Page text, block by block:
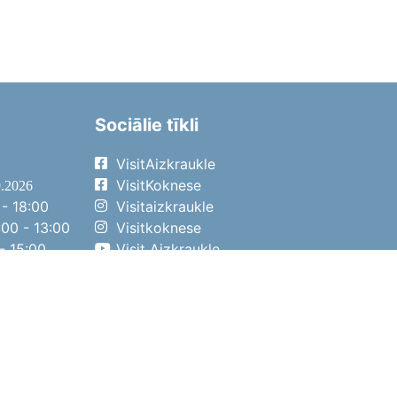
18:00
- 13:00
15:00
Sociālie tīkli
VisitAizkraukle
VisitKoknese
Visitaizkraukle
Visitkoknese
Visit Aizkraukle